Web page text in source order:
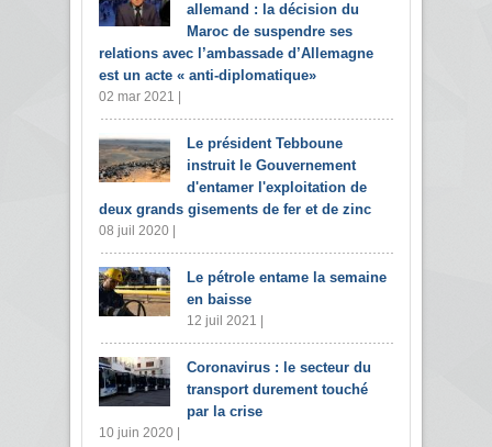
allemand : la décision du
Maroc de suspendre ses
relations avec l’ambassade d’Allemagne
est un acte « anti-diplomatique»
02 mar 2021 |
Le président Tebboune
instruit le Gouvernement
d'entamer l'exploitation de
deux grands gisements de fer et de zinc
08 juil 2020 |
Le pétrole entame la semaine
en baisse
12 juil 2021 |
Coronavirus : le secteur du
transport durement touché
par la crise
10 juin 2020 |